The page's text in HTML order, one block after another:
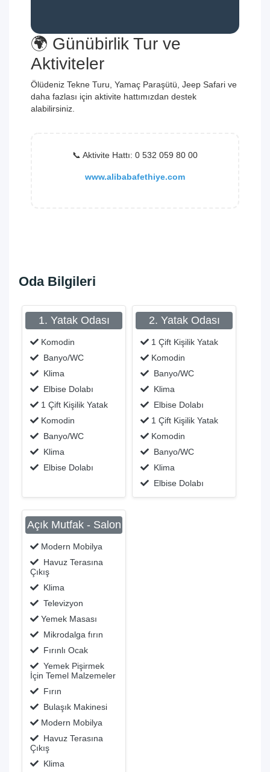
🌍 Günübirlik Tur ve
Aktiviteler
Ölüdeniz Tekne Turu, Yamaç Paraşütü, Jeep Safari ve
daha fazlası için aktivite hattımızdan destek
alabilirsiniz.
📞 Aktivite Hattı: 0 532 059 80 00
www.alibabafethiye.com
Oda Bilgileri
1. Yatak Odası
Komodin
Banyo/WC
Klima
Elbise Dolabı
1 Çift Kişilik Yatak
Komodin
Banyo/WC
Klima
Elbise Dolabı
2. Yatak Odası
1 Çift Kişilik Yatak
Komodin
Banyo/WC
Klima
Elbise Dolabı
1 Çift Kişilik Yatak
Komodin
Banyo/WC
Klima
Elbise Dolabı
Açık Mutfak - Salon
Modern Mobilya
Havuz Terasına
Çıkış
Klima
Televizyon
Yemek Masası
Mikrodalga fırın
Fırınlı Ocak
Yemek Pişirmek
İçin Temel Malzemeler
Fırın
Bulaşık Makinesi
Modern Mobilya
Havuz Terasına
Çıkış
Klima